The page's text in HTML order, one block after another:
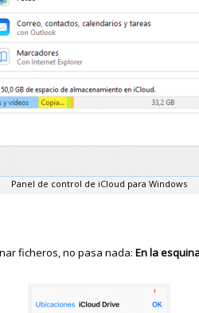
Panel de control de iCloud para Windows
ficheros, no pasa nada:En la